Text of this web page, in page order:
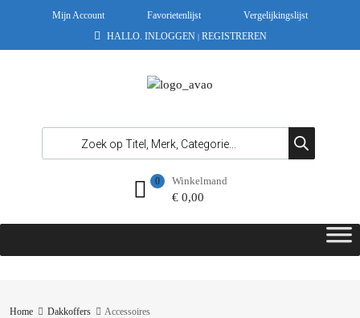
Mijn Account Favorietenlijst
Vergelijkingslijst
HALLO. INLOGGEN | REGISTREREN
Winkelmand
€0,00
0
Home Dakkoffers Accessoires